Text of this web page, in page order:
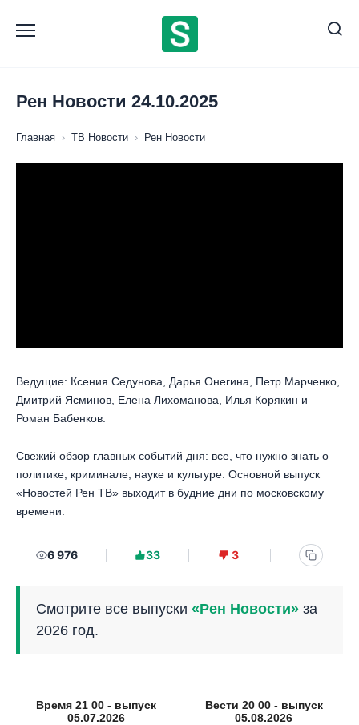
содержанию
Рен Новости 24.10.2025
Главная › ТВ Новости › Рен Новости
Ведущие: Ксения Седунова, Дарья Онегина, Петр Марченко,
Дмитрий Ясминов, Елена Лихоманова, Илья Корякин и
Роман Бабенков.
Свежий обзор главных событий дня: все, что нужно знать о
политике, криминале, науке и культуре. Основной выпуск
«Новостей Рен ТВ» выходит в будние дни по московскому
времени.
6 976 33 3
Смотрите все выпуски «Рен Новости» за
2026 год.
Время 21 00 - выпуск
05.07.2026
Вести 20 00 - выпуск
05.08.2026